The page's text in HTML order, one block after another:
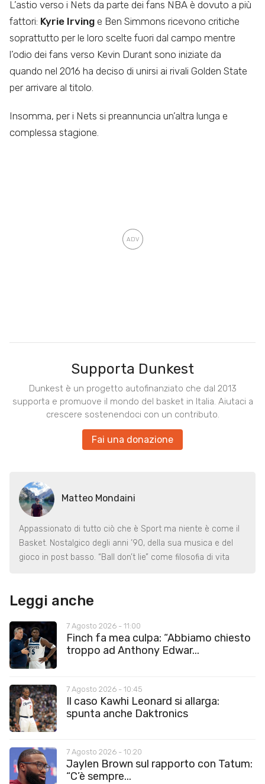
L’astio verso i Nets da parte dei fans NBA è dovuto a più
fattori: Kyrie Irving e Ben Simmons ricevono critiche
soprattutto per le loro scelte fuori dal campo mentre
l’odio dei fans verso Kevin Durant sono iniziate da
quando nel 2016 ha deciso di unirsi ai rivali Golden State
per arrivare al titolo.
Insomma, per i Nets si preannuncia un’altra lunga e
complessa stagione.
Supporta Dunkest
Dunkest è un progetto autofinanziato che dal 2013
supporta e promuove il mondo del basket in Italia. Aiutaci a
crescere sostenendoci con un contributo.
Fai una donazione
Matteo Mondaini
Appassionato di tutto ciò che è Sport ma niente è come il
Basket. Nostalgico degli anni ’90, della sua musica e del
gioco in post basso. “Ball don’t lie” come filosofia di vita
Leggi anche
7 Agosto 2026 - 11:00
Finch fa mea culpa: “Abbiamo chiesto
troppo ad Anthony Edwar...
7 Agosto 2026 - 10:45
Il caso Kawhi Leonard si allarga:
spunta anche Daktronics
7 Agosto 2026 - 10:20
Jaylen Brown sul rapporto con Tatum:
“C’è sempre...